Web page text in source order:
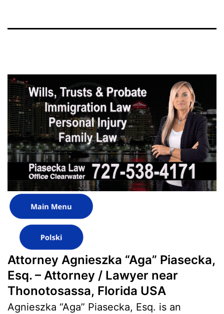
Attorney Agnieszka “Aga” Piasecka,
Esq. – Attorney / Lawyer near
Thonotosassa, Florida USA
Agnieszka “Aga” Piasecka, Esq. is an